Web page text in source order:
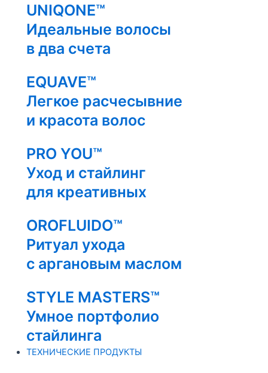
UNIQONE™
Идеальные волосы
в два счета
EQUAVE™
Легкое расчесывние
и красота волос
PRO YOU™
Уход и стайлинг
для креативных
OROFLUIDO™
Ритуал ухода
с аргановым маслом
STYLE MASTERS™
Умное портфолио
стайлинга
ТЕХНИЧЕСКИЕ ПРОДУКТЫ